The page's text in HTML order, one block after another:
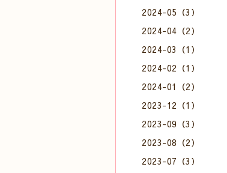
2024-05（3）
2024-04（2）
2024-03（1）
2024-02（1）
2024-01（2）
2023-12（1）
2023-09（3）
2023-08（2）
2023-07（3）